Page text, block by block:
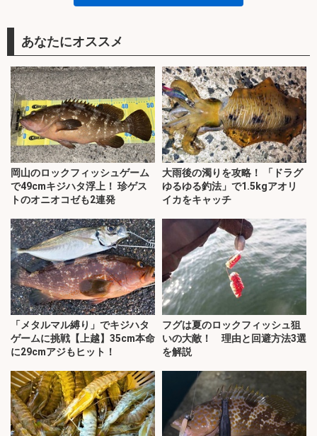
あなたにオススメ
岡山のロックフィッシュゲーム
で49cmキジハタ浮上！ 珍ゲス
トのオニオコゼも2連発
大雨後の濁りを攻略！ 「ドラグ
ゆるゆる釣法」で1.5kgアオリ
イカをキャッチ
「メタルマル縛り」でキジハタ
ゲームに挑戦【上越】35cm本命
に29cmアジもヒット！
フグは夏のロックフィッシュ狙
いの大敵！ 理由と回避方法3選
を解説